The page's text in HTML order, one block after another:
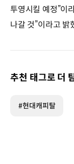
투영시킬 예정”이
나갈 것”이라고 밝
추천 태그로 더
#현대캐피탈